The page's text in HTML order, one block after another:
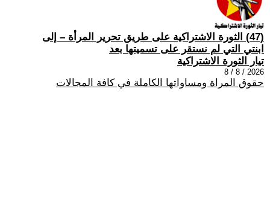
(47) الثورة الاشتراكية على طريق تحرير المرأة – إلى
ابنتي التي لم نستقر على تسميتها بعد
تيار الثورة الاشتراكية
2026 / 8 / 8
حقوق المراة ومساواتها الكاملة في كافة المجالات